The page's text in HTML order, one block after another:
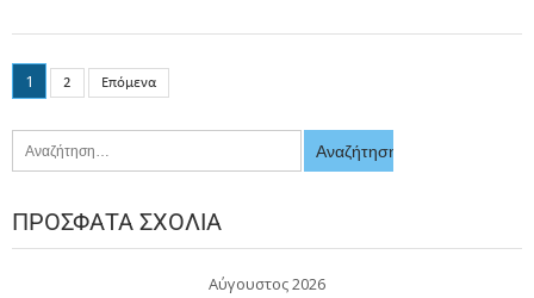
1 2 Επόμενα
ΠΡΌΣΦΑΤΑ ΣΧΌΛΙΑ
Αύγουστος 2026